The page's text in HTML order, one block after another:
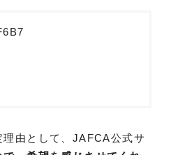
理由として、JAFCA公式サ